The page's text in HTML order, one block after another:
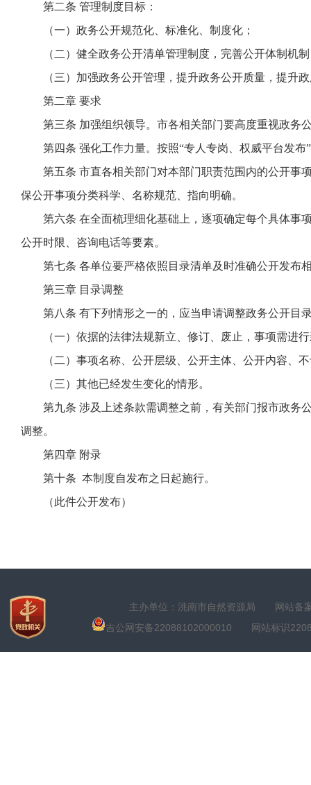
第二条 管理制度目标：
（一）政务公开规范化、标准化、制度化；
（二）健全政务公开清单管理制度，完善公开体制机
（三）加强政务公开管理，提升政务公开质量，提升
第二章 要求
第三条 加强组织领导。市各相关部门要高度重视政务
第四条 强化工作力量。按照“专人专岗、权威平台发
第五条 市直各相关部门对本部门职责范围内的公开事
保公开事项分类科学、名称规范、指向明确。
第六条 在全面梳理细化基础上，逐项确定每个具体事
公开时限、咨询电话等要素。
第七条 各单位要严格依照目录清单及时准确公开发布
第三章 目录调整
第八条 有下列情形之一的，应当申请调整政务公开目
（一）依据的法律法规新立、修订、废止，事项需进
（二）事项名称、公开层级、公开主体、公开内容、
（三）其他已经发生变化的情形。
第九条 涉及上述条款需调整之前，有关部门报市政务
调整。
第四章 附录
第十条 本制度自发布之日起施行。
（此件公开发布）
主办单位：洮南市自然资源局
网站备
吉公网安备22088102000010 网站标识